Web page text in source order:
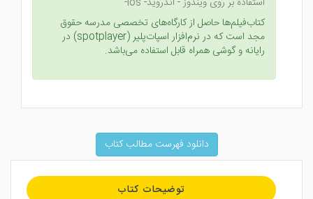
کتاب‌فیلم‌ها حاصل از کارگاه‌های تخصصی مدرسه حقوق
مجد است که در نرم‌افزار اسپات‌پلیر (spotplayer) در
رایانه و گوشی همراه قابل استفاده می‌باشد.
دانلود فهرست مطالب کتاب
توضیحات کتاب